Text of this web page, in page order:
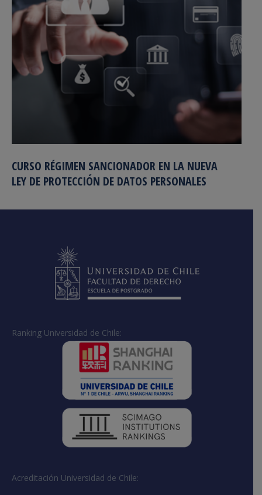
CURSO RÉGIMEN SANCIONADOR EN LA NUEVA
LEY DE PROTECCIÓN DE DATOS PERSONALES
Ranking Universidad de Chile:
Acreditación Universidad de Chile: